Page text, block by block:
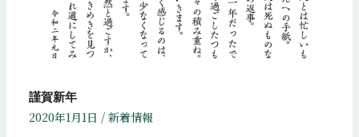
謹賀新年
2020年1月1日 / 新着情報